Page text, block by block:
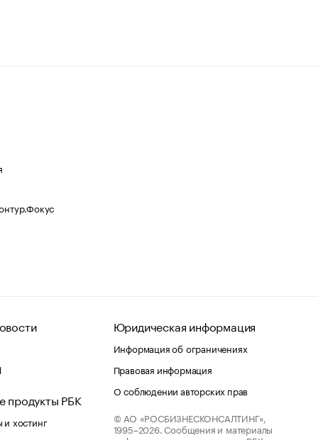
продукты РБК
хостинг
Юридическая информация
Информация об ограничениях
Правовая информация
О соблюдении авторских прав
© АО «РОСБИЗНЕСКОНСАЛТИНГ»,
1995–2026. Сообщения и материалы